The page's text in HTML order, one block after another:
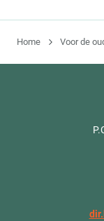
Home Voor de